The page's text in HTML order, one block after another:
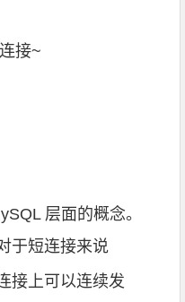
接~
层面的概念。
于短连接来说
接上可以连续发